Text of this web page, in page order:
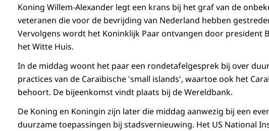
Koning Willem-Alexander legt een krans bij het graf van de
veteranen die voor de bevrijding van Nederland hebben
Vervolgens wordt het Koninklijk Paar ontvangen door president
het Witte Huis.
In de middag woont het paar een rondetafelgesprek bij over
practices van de Caraïbische 'small islands', waartoe ook het
behoort. De bijeenkomst vindt plaats bij de Wereldbank.
De Koning en Koningin zijn later die middag aanwezig bij een
duurzame toepassingen bij stadsvernieuwing. Het US National